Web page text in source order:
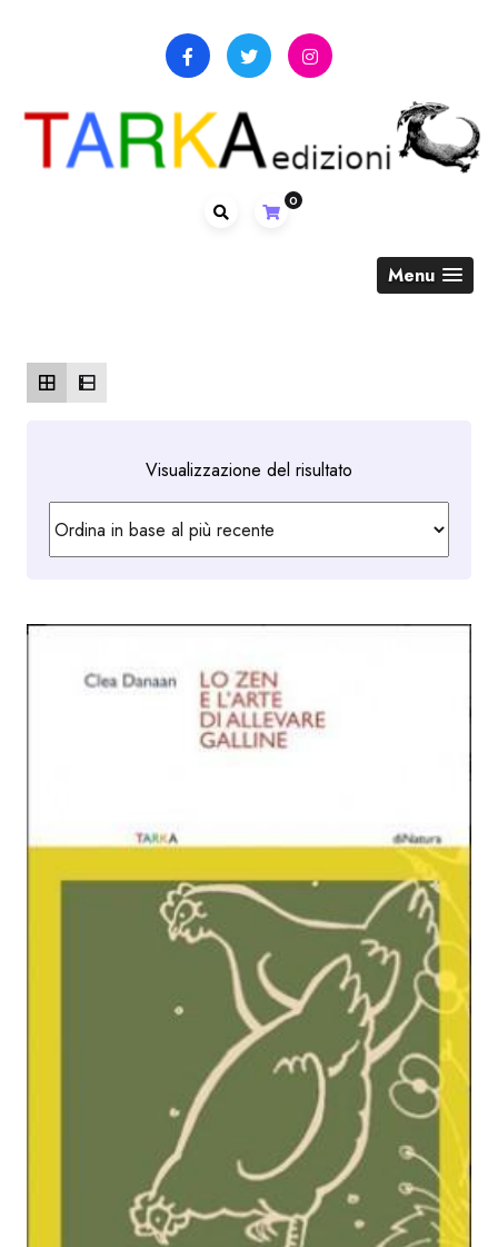
0
Menu
Visualizzazione del risultato